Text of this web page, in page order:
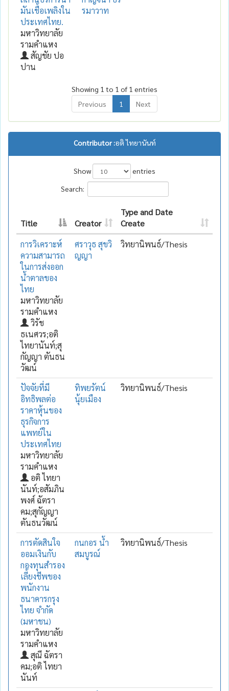
มันเชื้อเพลิงใน
ประเทศไทย.
มหาวิทยาลัย
รามคำแหง
สัญชัย ปอ
ปาน
รมาวาท
Showing 1 to 1 of 1 entries
Previous
1 Next
Contributor :อติ ไทยานันท์
Show
entries
Search:
Title Creator
Type and Date
Create
การวิเคราะห์
ความสามารถ
ในการส่งออก
น้ำตาลของ
ไทย
มหาวิทยาลัย
รามคำแหง
วิรัช
ธเนศวร;อติ
ไทยานันท์;สุ
กัญญา ตันธน
วัฒน์
ศราวุธ สุขวิ
ญญา
วิทยานิพนธ์/Thesis
ปัจจัยที่มี
อิทธิพลต่อ
ราคาหุ้นของ
ธุรกิจการ
แพทย์ใน
ประเทศไทย
มหาวิทยาลัย
รามคำแหง
อติ ไทยา
นันท์;อสัมภิน
พงศ์ ฉัตรา
คม;สุกัญญา
ตันธนวัฒน์
ทิพยรัตน์
นุ้ยเมือง
วิทยานิพนธ์/Thesis
การตัดสินใจ
ออมเงินกับ
กองทุนสำรอง
เลี้ยงชีพของ
พนักงาน
ธนาคารกรุง
ไทย จำกัด
(มหาชน)
มหาวิทยาลัย
รามคำแหง
สุณี ฉัตรา
คม;อติ ไทยา
นันท์
กนกอร น้ำ
สมบูรณ์
วิทยานิพนธ์/Thesis